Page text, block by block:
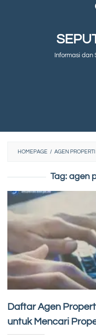
Informasi dan
HOMEPAGE / AGEN
Tag: agen
Daftar Agen
untuk Mencari